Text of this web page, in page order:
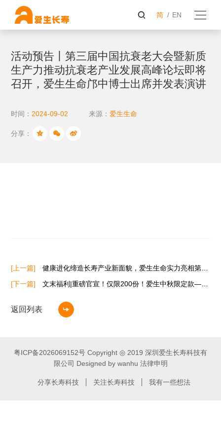
简 / EN
活动预告丨第三届中国抗衰老大会暨新质
生产力推动抗衰老产业发展高峰论坛即将
召开，爱生生命邝中博士出席并发表演讲
时间： 2024-09-02 来源：爱生生命
分享：
[上一篇]
健康进化缔造长寿产业新面貌，爱生生命实力亮相第三届中国抗衰老大会，邝中博士精彩演讲掀动全场！
[下一篇]
文末福利|重磅官宣！仅限200份！爱生中秋限定款——肠道健康评估升级版正式上线开售！
返回列表
粤ICP备2026069152号 Copyright ◎ 2019 深圳爱生长寿科技有
限公司 Designed by wanhu 法律申明
分享长寿科技 关注长寿科技 我有一些想法